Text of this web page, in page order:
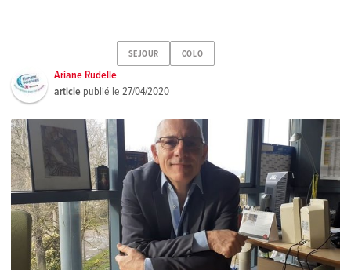
SEJOUR COLO
Ariane Rudelle
article publié le27/04/2020